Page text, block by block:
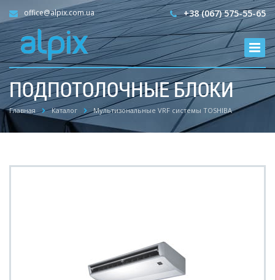
+38 (067) 575-55-65
office@alpix.com.ua
ПОДПОТОЛОЧНЫЕ БЛОКИ
Главная Каталог Мультизональные VRF системы TOSHIBA